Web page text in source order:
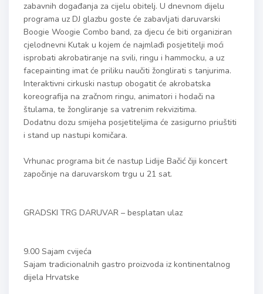
zabavnih događanja za cijelu obitelj. U dnevnom dijelu
programa uz DJ glazbu goste će zabavljati daruvarski
Boogie Woogie Combo band, za djecu će biti organiziran
cjelodnevni Kutak u kojem će najmlađi posjetitelji moći
isprobati akrobatiranje na svili, ringu i hammocku, a uz
facepainting imat će priliku naučiti žonglirati s tanjurima.
Interaktivni cirkuski nastup obogatit će akrobatska
koreografija na zračnom ringu, animatori i hodači na
štulama, te žongliranje sa vatrenim rekvizitima.
Dodatnu dozu smijeha posjetiteljima će zasigurno priuštiti
i stand up nastupi komičara.
Vrhunac programa bit će nastup Lidije Bačić čiji koncert
započinje na daruvarskom trgu u 21 sat.
GRADSKI TRG DARUVAR – besplatan ulaz
9.00 Sajam cvijeća
Sajam tradicionalnih gastro proizvoda iz kontinentalnog
dijela Hrvatske